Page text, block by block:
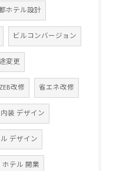
ホテル設計
ビルコンバージョン
変更
ZEB改修 省エネ改修
装 デザイン
デザイン
ホテル 開業